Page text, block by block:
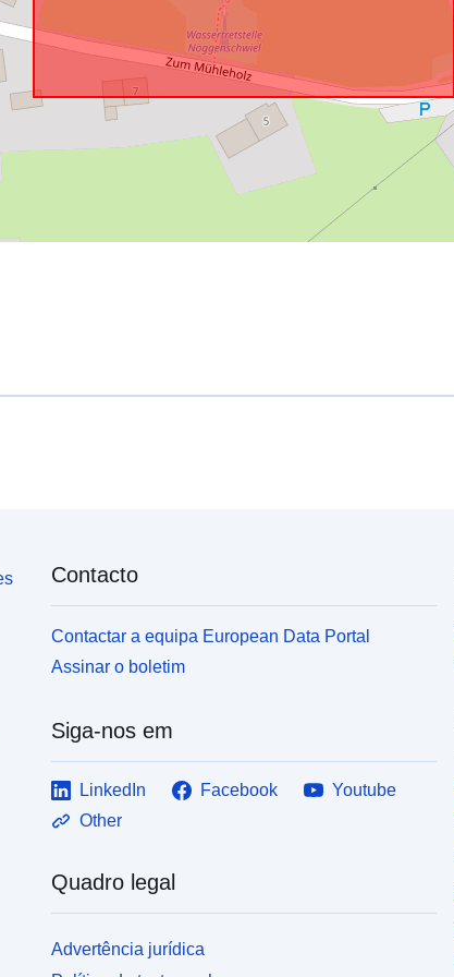
Contacto
Contactar a equipa European Data Portal
Assinar o boletim
Siga-nos em
LinkedIn Facebook
Youtube
Other
Quadro legal
Advertência jurídica